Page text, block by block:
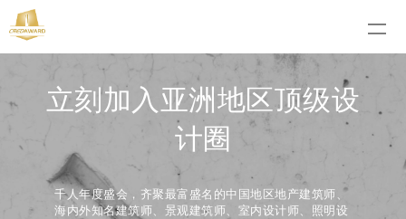
立刻加入亚洲地区顶级设
计圈
千人年度盛会，齐聚最富盛名的中国地区地产建筑师、
海内外知名建筑师、景观建筑师、室内设计师、照明设